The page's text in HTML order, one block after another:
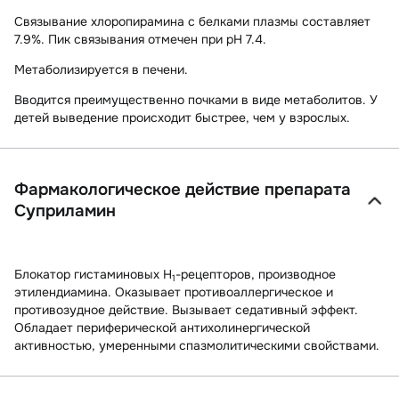
Связывание хлоропирамина с белками плазмы составляет
7.9%. Пик связывания отмечен при pH 7.4.
Метаболизируется в печени.
Вводится преимущественно почками в виде метаболитов. У
детей выведение происходит быстрее, чем у взрослых.
Фармакологическое действие препарата
Суприламин
Блокатор гистаминовых H1-рецепторов, производное
этилендиамина. Оказывает противоаллергическое и
противозудное действие. Вызывает седативный эффект.
Обладает периферической антихолинергической
активностью, умеренными спазмолитическими свойствами.